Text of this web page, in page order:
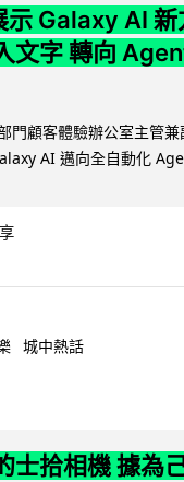
Galaxy AI 新
文字 轉向
門顧客體驗辦公室主管兼
AI 邁向全自動化
城中熱話
士拾相機 據為